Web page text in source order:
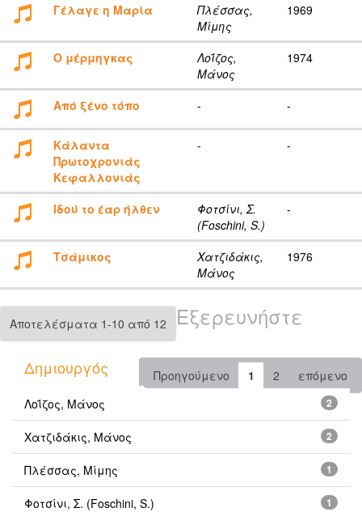
Γέλαγε η Μαρία
Πλέσσας,
Μίμης
1969
Ο μέρμηγκας
Λοΐζος,
Μάνος
1974
Από ξένο τόπο - -
Κάλαντα
Πρωτοχρονιάς
Κεφαλλονιάς
- -
Ιδού το έαρ ήλθεν
Φοτσίνι, Σ.
(Foschini, S.)
-
Τσάμικος
Χατζιδάκις,
Μάνος
1976
Αποτελέσματα 1-10 από 12
Προηγούμενο 1 2 επόμενο
Εξερευνήστε
Δημιουργός
2
Λοΐζος, Μάνος
2
Χατζιδάκις, Μάνος
1
Πλέσσας, Μίμης
1
Φοτσίνι, Σ. (Foschini, S.)